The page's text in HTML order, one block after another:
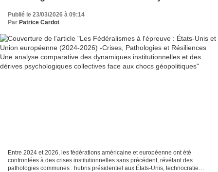
comparative des dynamiques institutionnelles et
des dérives psychologiques collectives face aux
Publié le 23/03/2026 à 09:14
Par Patrice Cardot
Entre 2024 et 2026, les fédérations américaine et européenne ont été
confrontées à des crises institutionnelles sans précédent, révélant des
pathologies communes : hubris présidentiel aux États-Unis, technocratie